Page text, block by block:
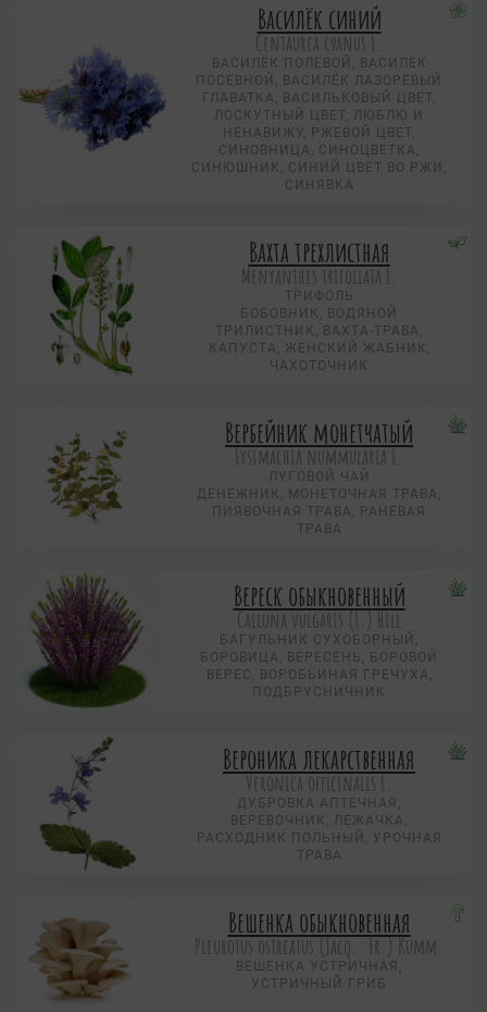
Василёк синий
Centaurea суanus L.
ВАСИЛЁК ПОЛЕВОЙ, ВАСИЛЁК
ПОСЕВНОЙ, ВАСИЛЁК ЛАЗОРЕВЫЙ
ГЛАВАТКА, ВАСИЛЬКОВЫЙ ЦВЕТ,
ЛОСКУТНЫЙ ЦВЕТ, ЛЮБЛЮ И
НЕНАВИЖУ, РЖЕВОЙ ЦВЕТ,
СИНОВНИЦА, СИНОЦВЕТКА,
СИНЮШНИК, СИНИЙ ЦВЕТ ВО РЖИ,
СИНЯВКА
Вахта трехлистная
Menyanthes trifoliata L.
ТРИФОЛЬ
БОБОВНИК, ВОДЯНОЙ
ТРИЛИСТНИК, ВАХТА-ТРАВА,
КАПУСТА, ЖЕНСКИЙ ЖАБНИК,
ЧАХОТОЧНИК
Вербейник монетчатый
Lysimachia nummularia L.
ЛУГОВОЙ ЧАЙ
ДЕНЕЖНИК, МОНЕТОЧНАЯ ТРАВА,
ПИЯВОЧНАЯ ТРАВА, РАНЕВАЯ
ТРАВА
Вереск обыкновенный
Calluna vulgaris (L.) Hill
БАГУЛЬНИК СУХОБОРНЫЙ,
БОРОВИЦА, ВЕРЕСЕНЬ, БОРОВОЙ
ВЕРЕС, ВОРОБЬИНАЯ ГРЕЧУХА,
ПОДБРУСНИЧНИК
Вероника лекарственная
Veronica officinalis L.
ДУБРОВКА АПТЕЧНАЯ,
ВЕРЕВОЧНИК, ЛЕЖАЧКА,
РАСХОДНИК ПОЛЬНЫЙ, УРОЧНАЯ
ТРАВА
Вешенка обыкновенная
Pleurotus ostreatus (Jacq.: Fr.) Kumm.
ВЕШЕНКА УСТРИЧНАЯ,
УСТРИЧНЫЙ ГРИБ